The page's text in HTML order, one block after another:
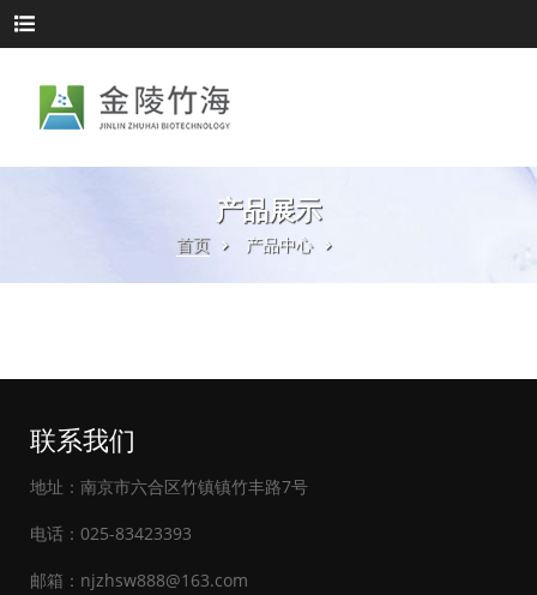
产品展示
首页 产品中心
联系我们
地址：南京市六合区竹镇镇竹丰路7号
电话：025-83423393
邮箱：njzhsw888@163.com